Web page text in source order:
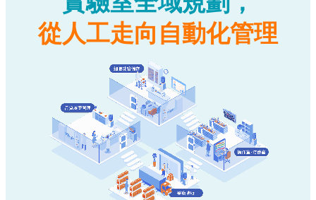
從人工走向自動化管理